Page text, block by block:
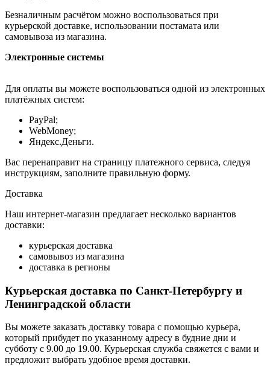
Безналичным расчётом можно воспользоваться при
курьерской доставке, использовании постамата или
самовывоза из магазина.
Электронные системы
Для оплаты вы можете воспользоваться одной из электронных
платёжных систем:
PayPal;
WebMoney;
Яндекс.Деньги.
Вас перенаправит на страницу платежного сервиса, следуя
инструкциям, заполните правильную форму.
Доставка
Наш интернет-магазин предлагает несколько вариантов
доставки:
курьерская доставка
самовывоз из магазина
доставка в регионы
Курьерская доставка по Санкт-Петербургу и
Ленинградской области
Вы можете заказать доставку товара с помощью курьера,
который прибудет по указанному адресу в будние дни и
субботу с 9.00 до 19.00. Курьерская служба свяжется с вами и
предложит выбрать удобное время доставки.